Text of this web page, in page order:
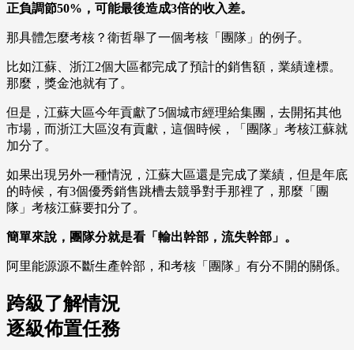
正負調節50%，可能最後造成3倍的收入差。
那具體怎麼考核？衛哲舉了一個考核「團隊」的例子。
比如江蘇、浙江2個大區都完成了預計的銷售額，業績達標。
那麼，獎金池就有了。
但是，江蘇大區今年貢獻了5個城市經理給集團，去開拓其他
市場，而浙江大區沒有貢獻，這個時候，「團隊」考核江蘇就
加分了。
如果出現另外一種情況，江蘇大區還是完成了業績，但是年底
的時候，有3個優秀銷售跳槽去競爭對手那裡了，那麼「團
隊」考核江蘇要扣分了。
簡單來說，團隊分就是看「輸出幹部，流失幹部」。
阿里能源源不斷生產幹部，和考核「團隊」有分不開的關係。
跨級了解情況
逐級佈置任務